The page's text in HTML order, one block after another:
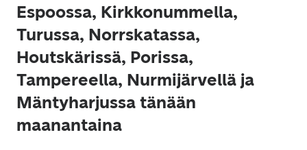
Espoossa, Kirkkonummella,
Turussa, Norrskatassa,
Houtskärissä, Porissa,
Tampereella, Nurmijärvellä ja
Mäntyharjussa tänään
maanantaina